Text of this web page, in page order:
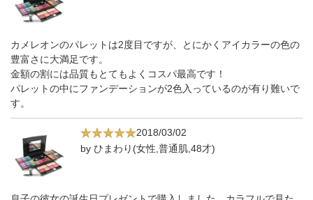
カメレオンのパレットは2度目ですが、とにかくアイカラーの色の
豊富さに大満足です。
金額の割には品質もとてもよくコスパ最高です！
パレットの中にファンデーションが2色入っているのが有り難いで
す。
2018/03/02
by ひまわり(女性,普通肌,48才)